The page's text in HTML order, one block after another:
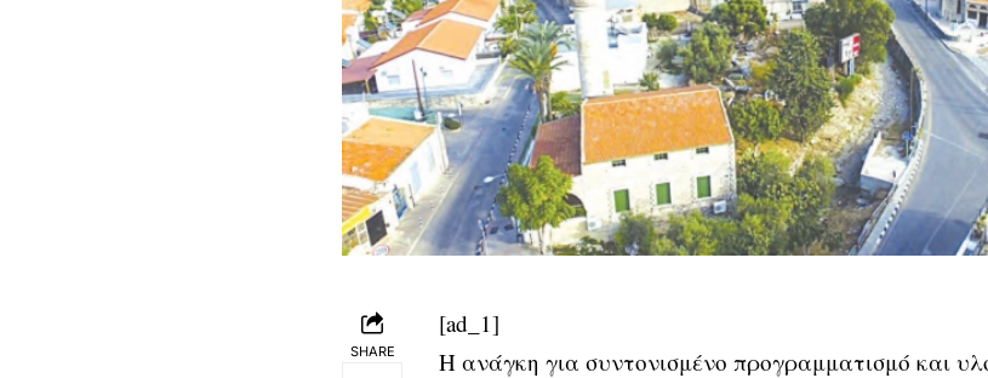
SHARE
[ad_1]
Η ανάγκη για συντονισμένο προγραμματισμό και